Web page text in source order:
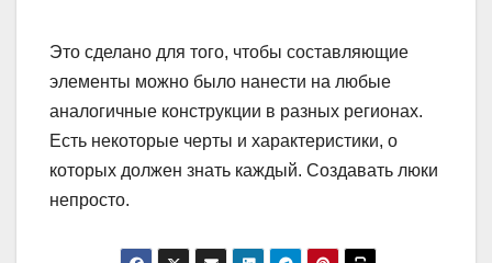
Это сделано для того, чтобы составляющие
элементы можно было нанести на любые
аналогичные конструкции в разных регионах.
Есть некоторые черты и характеристики, о
которых должен знать каждый. Создавать люки
непросто.